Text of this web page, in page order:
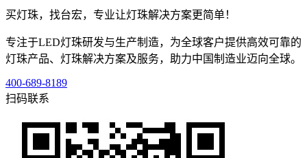
买灯珠，找台宏，专业让灯珠解决方案更简单！
专注于LED灯珠研发与生产制造，为全球客户提供高效可靠的
灯珠产品、灯珠解决方案及服务，助力中国制造业迈向全球。
400-689-8189
扫码联系